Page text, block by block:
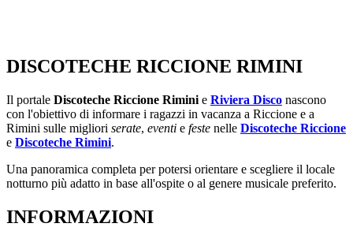
DISCOTECHE RICCIONE RIMINI
Il portale Discoteche Riccione Rimini e Riviera Disco nascono
con l'obiettivo di informare i ragazzi in vacanza a Riccione e a
Rimini sulle migliori serate, eventi e feste nelle Discoteche Riccione
e Discoteche Rimini.
Una panoramica completa per potersi orientare e scegliere il locale
notturno più adatto in base all'ospite o al genere musicale preferito.
INFORMAZIONI